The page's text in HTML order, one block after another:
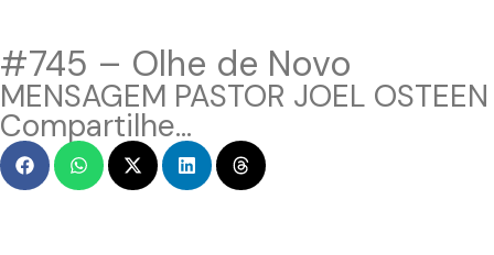
#745 – Olhe de Novo
MENSAGEM PASTOR JOEL OSTEEN
Compartilhe...